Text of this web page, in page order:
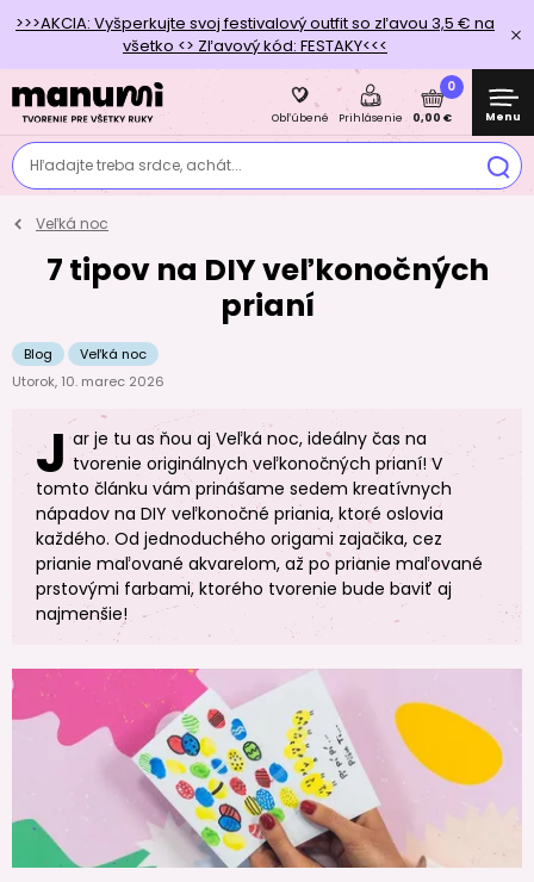
>>>AKCIA: Vyšperkujte svoj festivalový outfit so zľavou 3,5 € na
všetko <> Zľavový kód: FESTAKY<<<
Hľadajte treba srdce, achát...
Obľúbené Prihlásenie
0
0,00 € Menu
Veľká noc
7 tipov na DIY veľkonočných
prianí
Blog
Veľká noc
Utorok, 10. marec 2026
J ar je tu as ňou aj Veľká noc, ideálny čas na
tvorenie originálnych veľkonočných prianí! V
tomto článku vám prinášame sedem kreatívnych
nápadov na DIY veľkonočné priania, ktoré oslovia
každého. Od jednoduchého origami zajačika, cez
prianie maľované akvarelom, až po prianie maľované
prstovými farbami, ktorého tvorenie bude baviť aj
najmenšie!